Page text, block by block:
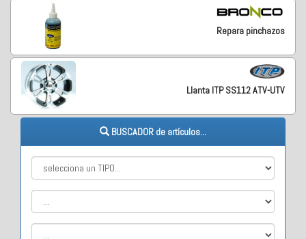
Repara pinchazos
Llanta ITP SS112 ATV-UTV
BUSCADOR de artículos...